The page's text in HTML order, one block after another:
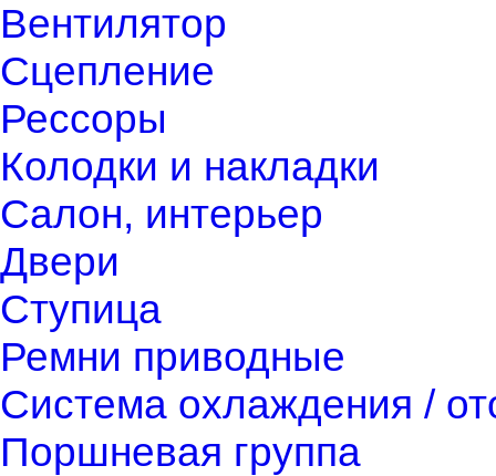
Вентилятор
Сцепление
Рессоры
Колодки и накладки
Салон, интерьер
Двери
Ступица
Ремни приводные
Система охлаждения /
Поршневая группа